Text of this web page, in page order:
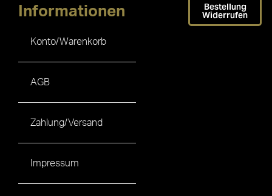
Informationen
Konto/Warenkorb
AGB
Zahlung/Versand
Impressum
Bestellung
Widerrufen